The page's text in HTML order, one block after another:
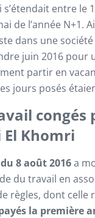
s’étendait entre le 1
de l’année N+1.
dans une
juin 2016 pour
partir en
jours posés
congés
Khomri
8 août 2016a
du travail en
règles, dont celle
la première